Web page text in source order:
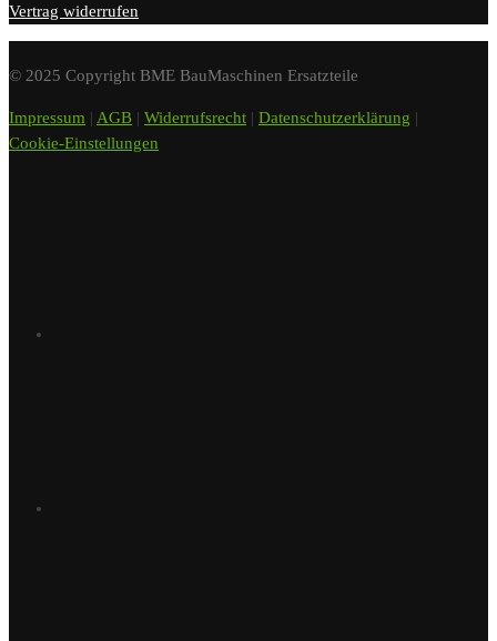
Vertrag widerrufen
© 2025 Copyright BME BauMaschinen Ersatzteile
Impressum | AGB | Widerrufsrecht | Datenschutzerklärung |
Cookie-Einstellungen